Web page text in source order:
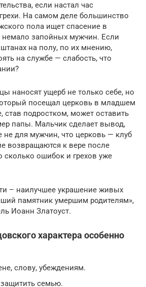
если настал час
На самом деле большинство
пола ищет спасение в
немало запойных мужчин. Если
на полу, по их мнению,
на службе — слабость, что
наносят ущерб не только себе, но
посещал церковь в младшем
став подростком, может оставить
папы. Мальчик сделает вывод,
не для мужчин, что церковь — клуб
возвращаются к вере после
сколько ошибок и грехов уже
– наилучшее украшение живых
памятник умершим родителям»,
Иоанн Златоуст.
характера особенно
слову, убеждениям.
семью.